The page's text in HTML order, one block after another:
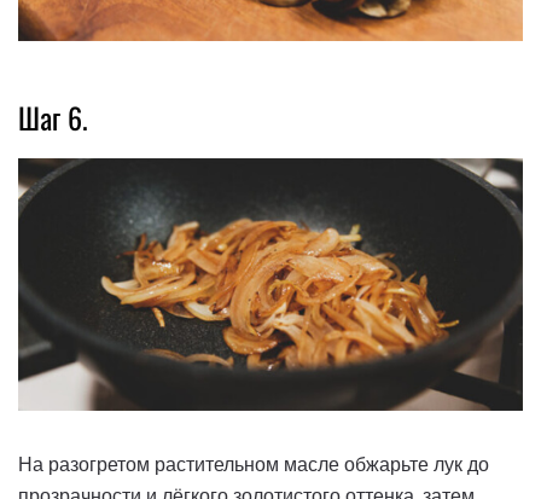
Шаг 6.
На разогретом растительном масле обжарьте лук до